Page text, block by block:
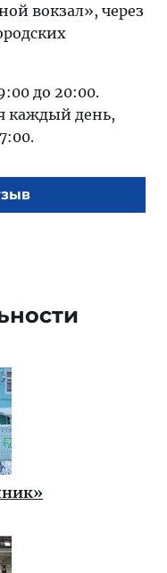
вокзал», через
до 20:00.
каждый день,